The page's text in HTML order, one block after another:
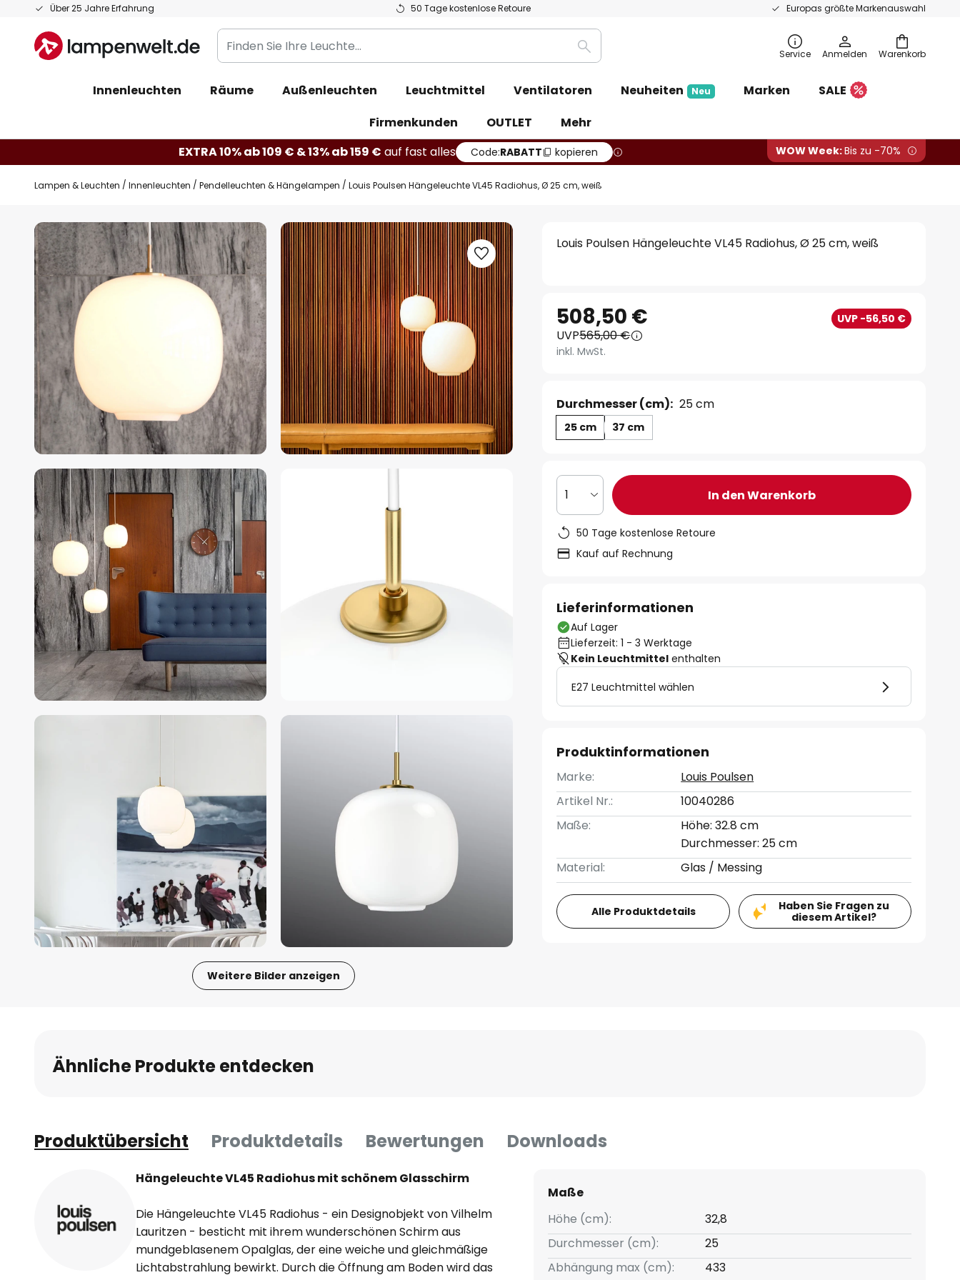
Über 25 Jahre Erfahrung 50 Tage kostenlose Retoure Europas größte Markenauswahl
Zum
springen
Warenkorb
Finden
Sie
Leuchte...
Suche Service Anmelden
Innenleuchten Räume Außenleuchten Leuchtmittel Ventilatoren Neuheiten Neu Marken
SALE
Firmenkunden
OUTLET
Mehr
EXTRA 10% ab 109 € & 13% ab 159 € auf fast alles Code:RABATT kopieren WOW Week:Bis zu -70%
Lampen & Leuchten Innenleuchten Pendelleuchten & Hängelampen Louis Poulsen Hängeleuchte VL45 Radiohus, Ø 25 cm, weiß
Zum
Ende
der
Bildgalerie
springen
Weitere Bilder anzeigen
Bildgalerie
springen
Louis Poulsen Hängeleuchte VL45 Radiohus, Ø 25 cm, weiß
508,50 € UVP -56,50 €
UVP565,00 €
inkl. MwSt.
Durchmesser (cm): 25 cm
25 cm 37 cm
1 In den Warenkorb
50 Tage kostenlose Retoure
Kauf auf Rechnung
Lieferinformationen
Auf Lager
Lieferzeit: 1 - 3 Werktage
Kein Leuchtmittel enthalten
E27 Leuchtmittel wählen
Produktinformationen
Marke:
Louis Poulsen
Artikel Nr.:
10040286
Maße:
Höhe: 32.8 cm
Durchmesser: 25 cm
Material:
Glas / Messing
Alle Produktdetails
Haben Sie Fragen zu
diesem Artikel?
Ähnliche Produkte entdecken
Produktübersicht Produktdetails Bewertungen Downloads
Hängeleuchte VL45 Radiohus mit schönem Glasschirm
Die Hängeleuchte VL45 Radiohus - ein Designobjekt von Vilhelm
Lauritzen - besticht mit ihrem wunderschönen Schirm aus
mundgeblasenem Opalglas, der eine weiche und gleichmäßige
Lichtabstrahlung bewirkt. Durch die Öffnung am Boden wird das
Maße
Höhe (cm):
32,8
Durchmesser (cm):
25
Abhängung max (cm):
433